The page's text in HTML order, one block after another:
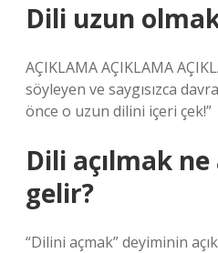
Dili uzun
AÇIKLAMA AÇIKLAMA
söyleyen ve saygısızca
önce o uzun dilini içeri çek!”
Dili açılmak
gelir?
“Dilini açmak” deyiminin